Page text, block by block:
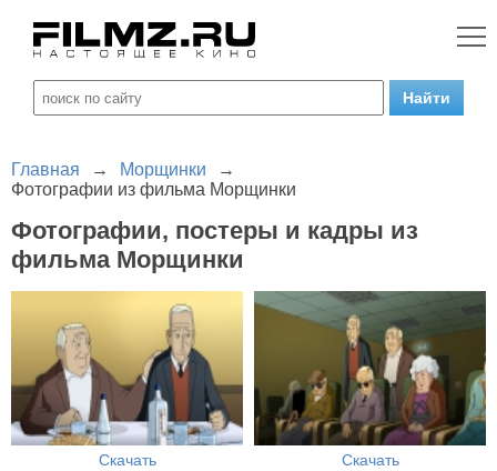
Главная → Морщинки
→
Фотографии из фильма Морщинки
Фотографии, постеры и кадры из
фильма Морщинки
Скачать Скачать